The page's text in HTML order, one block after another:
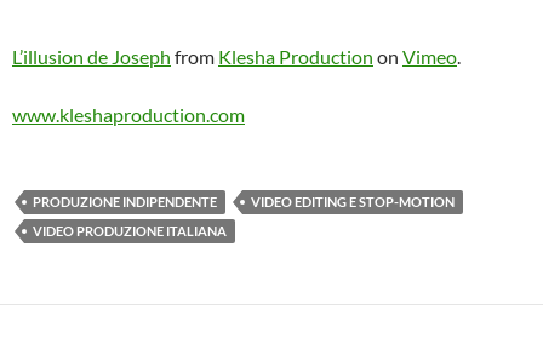
L’illusion de Joseph from Klesha Production on Vimeo
www.kleshaproduction.com
PRODUZIONE INDIPENDENTE
VIDEO EDITING E STOP-MOTION
VIDEO PRODUZIONE ITALIANA